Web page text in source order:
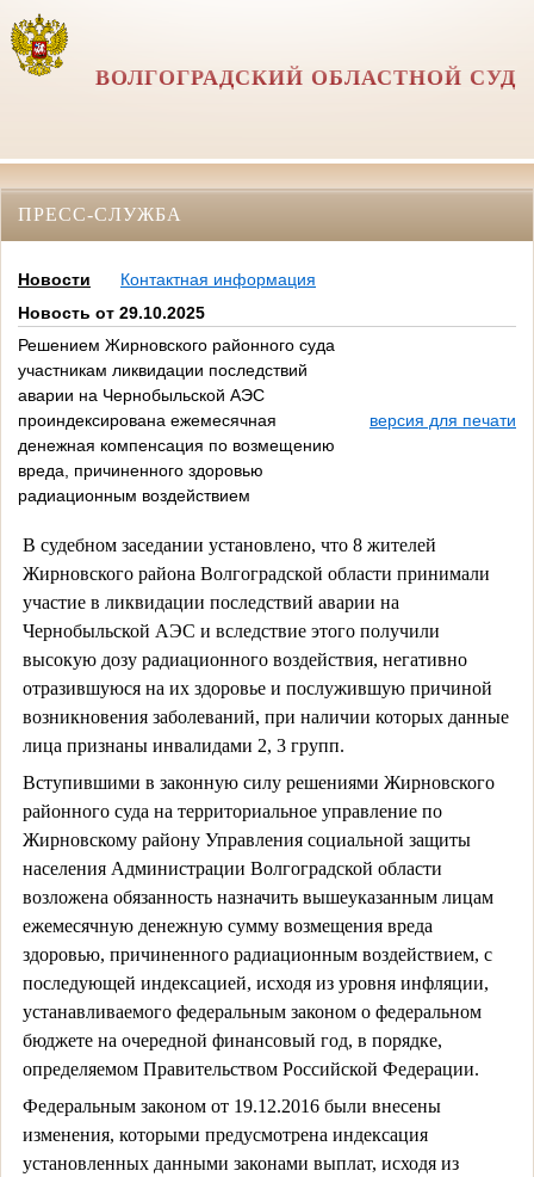
ВОЛГОГРАДСКИЙ ОБЛАСТНОЙ СУД
ПРЕСС-СЛУЖБА
Новости
Контактная информация
Новость от 29.10.2025
Решением Жирновского районного суда
участникам ликвидации последствий
аварии на Чернобыльской АЭС
проиндексирована ежемесячная
денежная компенсация по возмещению
вреда, причиненного здоровью
радиационным воздействием
версия для печати
В судебном заседании установлено, что 8 жителей
Жирновского района Волгоградской области принимали
участие в ликвидации последствий аварии на
Чернобыльской АЭС и вследствие этого получили
высокую дозу радиационного воздействия, негативно
отразившуюся на их здоровье и послужившую причиной
возникновения заболеваний, при наличии которых данные
лица признаны инвалидами 2, 3 групп.
Вступившими в законную силу решениями Жирновского
районного суда на территориальное управление по
Жирновскому району Управления социальной защиты
населения Администрации Волгоградской области
возложена обязанность назначить вышеуказанным лицам
ежемесячную денежную сумму возмещения вреда
здоровью, причиненного радиационным воздействием, с
последующей индексацией, исходя из уровня инфляции,
устанавливаемого федеральным законом о федеральном
бюджете на очередной финансовый год, в порядке,
определяемом Правительством Российской Федерации.
Федеральным законом от 19.12.2016 были внесены
изменения, которыми предусмотрена индексация
установленных данными законами выплат, исходя из